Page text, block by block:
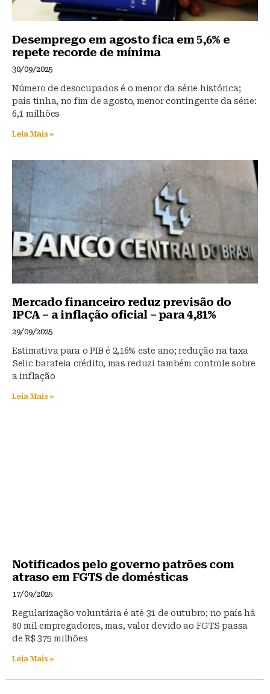
Desemprego em agosto fica em 5,6% e
repete recorde de mínima
30/09/2025
Número de desocupados é o menor da série histórica;
país tinha, no fim de agosto, menor contingente da série:
6,1 milhões
Leia Mais »
Mercado financeiro reduz previsão do
IPCA – a inflação oficial – para 4,81%
29/09/2025
Estimativa para o PIB é 2,16% este ano; redução na taxa
Selic barateia crédito, mas reduzi também controle sobre
a inflação
Leia Mais »
Notificados pelo governo patrões com
atraso em FGTS de domésticas
17/09/2025
Regularização voluntária é até 31 de outubro; no país há
80 mil empregadores, mas, valor devido ao FGTS passa
de R$ 375 milhões
Leia Mais »